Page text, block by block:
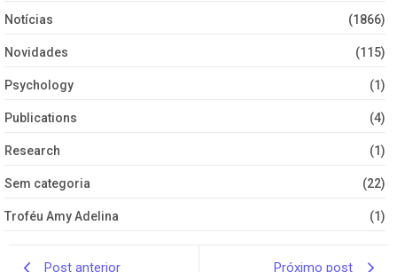
Notícias (1866)
Novidades (115)
Psychology (1)
Publications (4)
Research (1)
Sem categoria (22)
Troféu Amy Adelina (1)
Post anterior Próximo post